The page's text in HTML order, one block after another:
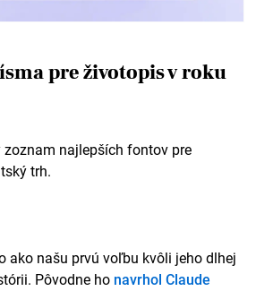
pre životopis v roku
zoznam najlepších fontov pre
trh.
ako našu prvú voľbu kvôli jeho dlhej
Pôvodne ho navrhol Claude